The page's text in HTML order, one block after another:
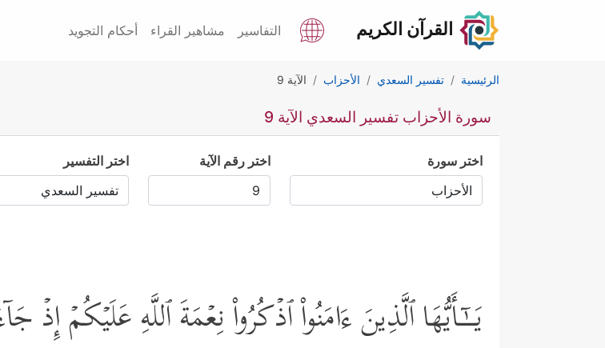
القرآن الكريم التفاسير مشاهير القراء أحكام التجويد
الرئيسية تفسير السعدي الأحزاب الآية 9
سورة الأحزاب تفسير السعدي الآية 9
اختر سورة اختر رقم الآية اختر التفسير
یَــٰۤـأَیُّهَا ٱلَّذِینَ ءَامَنُواْ ٱذۡكُرُواْ نِعۡمَةَ ٱللَّهِ عَلَیۡكُمۡ